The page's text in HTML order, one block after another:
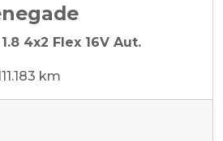
4x2 Flex 16V Aut.
km